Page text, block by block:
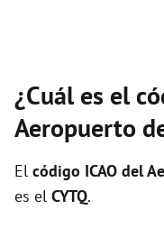
¿Cuál es el
Aeropuerto
El código ICAO del
es el CYTQ.